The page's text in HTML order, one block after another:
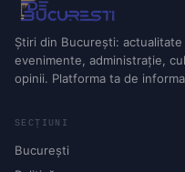
Știri din București: actualitate
evenimente, administrație,
opinii. Platforma ta de
SECȚIUNI
București